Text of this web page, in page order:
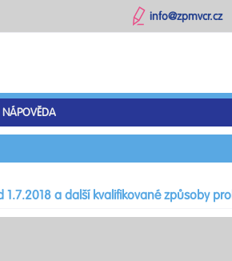
info@zpmvcr.cz
NÁPOVĚDA
a další kvalifikované způsoby